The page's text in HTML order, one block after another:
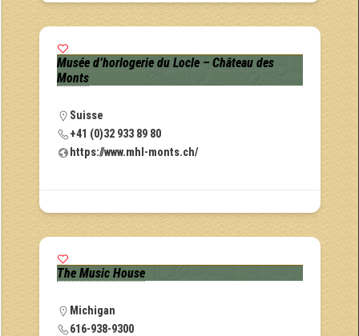
Musée d’horlogerie du Locle – Château des
Monts
Suisse
+41 (0)32 933 89 80
https://www.mhl-monts.ch/
The Music House
Michigan
616-938-9300